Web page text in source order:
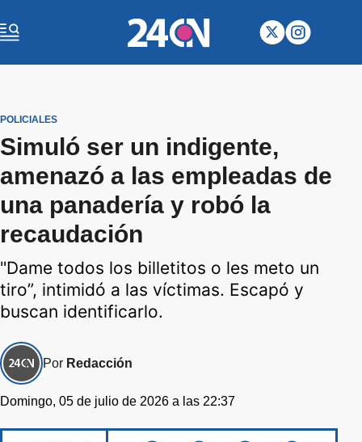
POLICIALES
Simuló ser un indigente,
amenazó a las empleadas de
una panadería y robó la
recaudación
"Dame todos los billetitos o les meto un
tiro”, intimidó a las víctimas. Escapó y
buscan identificarlo.
Por Redacción
Domingo, 05 de julio de 2026 a las 22:37